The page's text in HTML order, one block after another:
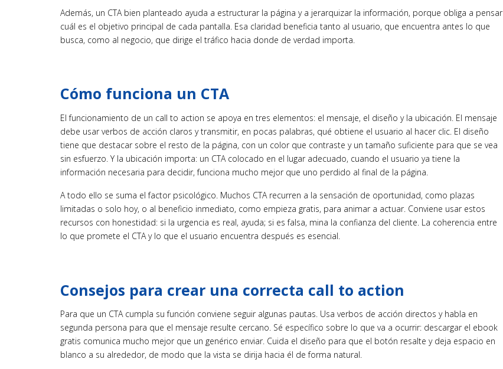
Además, un CTA bien planteado ayuda a estructurar la página y a jerarquizar la información, porque obliga a pensar
cuál es el objetivo principal de cada pantalla. Esa claridad beneficia tanto al usuario, que encuentra antes lo que
busca, como al negocio, que dirige el tráfico hacia donde de verdad importa.
Cómo funciona un CTA
El funcionamiento de un call to action se apoya en tres elementos: el mensaje, el diseño y la ubicación. El mensaje
debe usar verbos de acción claros y transmitir, en pocas palabras, qué obtiene el usuario al hacer clic. El diseño
tiene que destacar sobre el resto de la página, con un color que contraste y un tamaño suficiente para que se vea
sin esfuerzo. Y la ubicación importa: un CTA colocado en el lugar adecuado, cuando el usuario ya tiene la
información necesaria para decidir, funciona mucho mejor que uno perdido al final de la página.
A todo ello se suma el factor psicológico. Muchos CTA recurren a la sensación de oportunidad, como plazas
limitadas o solo hoy, o al beneficio inmediato, como empieza gratis, para animar a actuar. Conviene usar estos
recursos con honestidad: si la urgencia es real, ayuda; si es falsa, mina la confianza del cliente. La coherencia entre
lo que promete el CTA y lo que el usuario encuentra después es esencial.
Consejos para crear una correcta call to action
Para que un CTA cumpla su función conviene seguir algunas pautas. Usa verbos de acción directos y habla en
segunda persona para que el mensaje resulte cercano. Sé específico sobre lo que va a ocurrir: descargar el ebook
gratis comunica mucho mejor que un genérico enviar. Cuida el diseño para que el botón resalte y deja espacio en
blanco a su alrededor, de modo que la vista se dirija hacia él de forma natural.